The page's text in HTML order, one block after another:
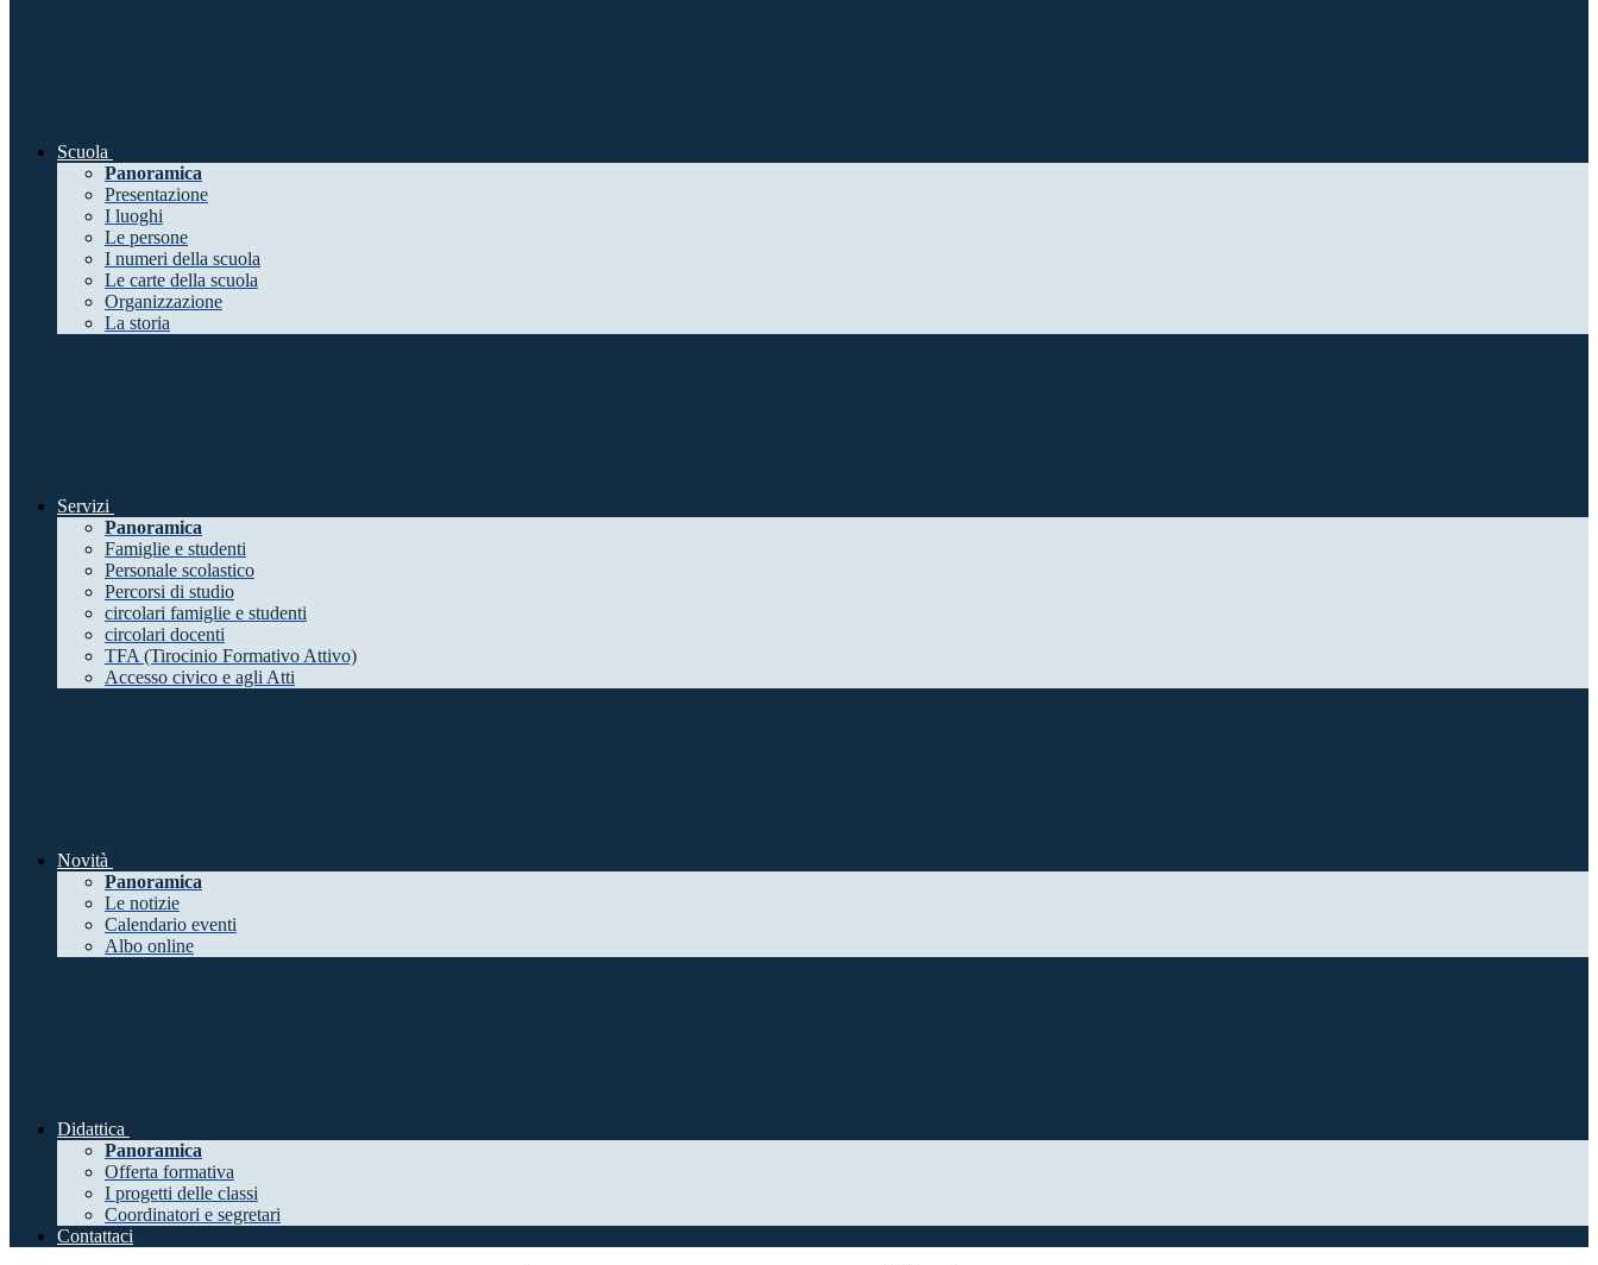
Scuola
Panoramica
Presentazione
I luoghi
Le persone
I numeri della scuola
Le carte della scuola
Organizzazione
La storia
Servizi
Panoramica
Famiglie e studenti
Personale scolastico
Percorsi di studio
circolari famiglie e studenti
circolari docenti
TFA (Tirocinio Formativo Attivo)
Accesso civico e agli Atti
Novità
Panoramica
Le notizie
Calendario eventi
Albo online
Didattica
Panoramica
Offerta formativa
I progetti delle classi
Coordinatori e segretari
Contattaci